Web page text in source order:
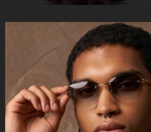
BESS -
Occhiali da sole in acetato
collezione donna ENOX. La